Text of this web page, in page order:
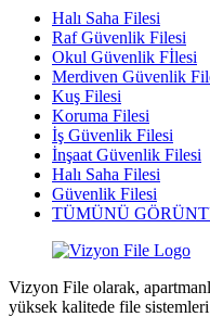
Halı Saha Filesi
Raf Güvenlik Filesi
Okul Güvenlik Fİlesi
Merdiven Güvenlik
Kuş Filesi
Koruma Filesi
İş Güvenlik Filesi
İnşaat Güvenlik Filesi
Halı Saha Filesi
Güvenlik Filesi
TÜMÜNÜ
Vizyon File olarak,
yüksek kalitede file